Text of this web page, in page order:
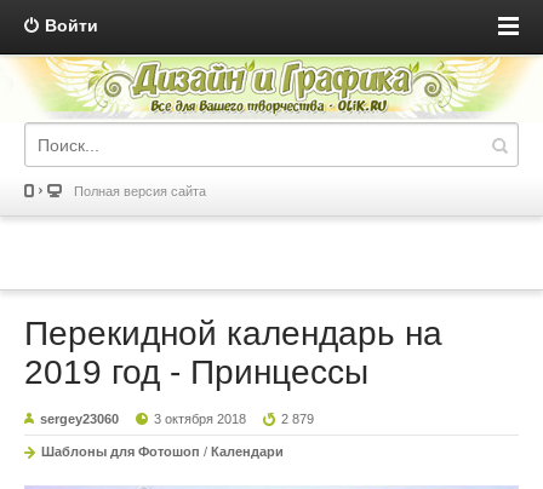
Войти
Полная версия сайта
Перекидной календарь на
2019 год - Принцессы
sergey23060 3 октября 2018 2 879
Шаблоны для Фотошоп / Календари